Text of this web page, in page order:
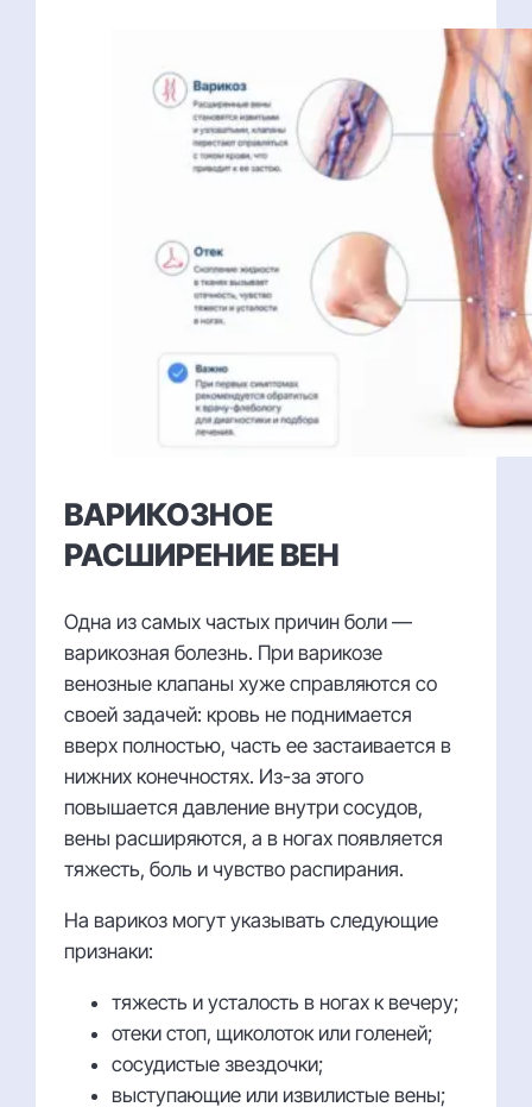
ВАРИКОЗНОЕ
РАСШИРЕНИЕ ВЕН
Одна из самых частых причин боли —
варикозная болезнь. При варикозе
венозные клапаны хуже справляются со
своей задачей: кровь не поднимается
вверх полностью, часть ее застаивается в
нижних конечностях. Из-за этого
повышается давление внутри сосудов,
вены расширяются, а в ногах появляется
тяжесть, боль и чувство распирания.
На варикоз могут указывать следующие
признаки:
тяжесть и усталость в ногах к вечеру;
отеки стоп, щиколоток или голеней;
сосудистые звездочки;
выступающие или извилистые вены;